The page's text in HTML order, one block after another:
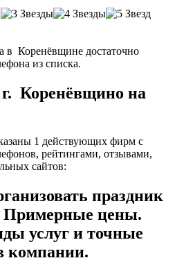
в Коренёвщине достаточно
из списка.
г. Коренёвщино на
1 действующих фирм с
рейтингами, отзывами,
сайтов:
праздник
цены.
услуг и точные
компании.